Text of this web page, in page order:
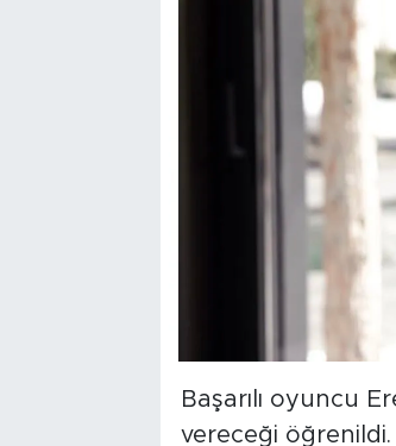
Başarılı oyuncu
vereceği